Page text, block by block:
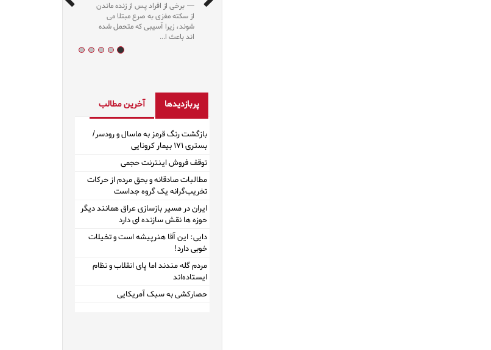
برخی از افراد پس از زنده ماندن
از سکته مغزی به صرع مبتلا می
شوند، زیرا آسیبی که متحمل شده
اند باعث ا...
پربازدیدها آخرین مطالب
بازگشت رنگ قرمز به ماسال و رودسر/
بستری ۱۷۱ بیمار کرونایی
توقف فروش اینترنت حجمی
مطالبات صادقانه و بحق مردم از حرکات
تخریب‌گرانه یک گروه جداست
ایران در مسیر بازسازی عراق همانند دیگر
حوزه ها نقش سازنده ای دارد
دایی: این آقا هنرپیشه است و تخیلات
خوبی دارد!
مردم گله مندند اما پای انقلاب و نظام
ایستاده‌اند
حصارکشی به سبک آمریکایی